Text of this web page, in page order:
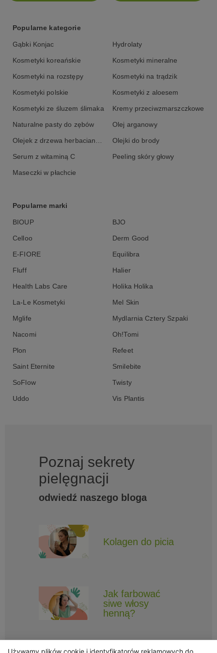
Popularne kategorie
Gąbki Konjac Hydrolaty
Kosmetyki koreańskie Kosmetyki mineralne
Kosmetyki na rozstępy Kosmetyki na trądzik
Kosmetyki polskie Kosmetyki z aloesem
Kosmetyki ze śluzem ślimaka Kremy przeciwzmarszczkowe
Naturalne pasty do zębów Olej arganowy
Olejek z drzewa herbacianego Olejki do brody
Serum z witaminą C Peeling skóry głowy
Maseczki w płachcie
Popularne marki
BIOUP BJO
Celloo Derm Good
E-FIORE Equilibra
Fluff Halier
Health Labs Care Holika Holika
La-Le Kosmetyki Mel Skin
Mglife Mydlarnia Cztery Szpaki
Nacomi Oh!Tomi
Plon Refeet
Saint Eternite Smilebite
SoFlow Twisty
Uddo Vis Plantis
Poznaj sekrety
pielęgnacji
odwiedź naszego bloga
Kolagen do picia
Jak farbować
siwe włosy
henną?
Używamy plików cookie i identyfikatorów reklamowych do